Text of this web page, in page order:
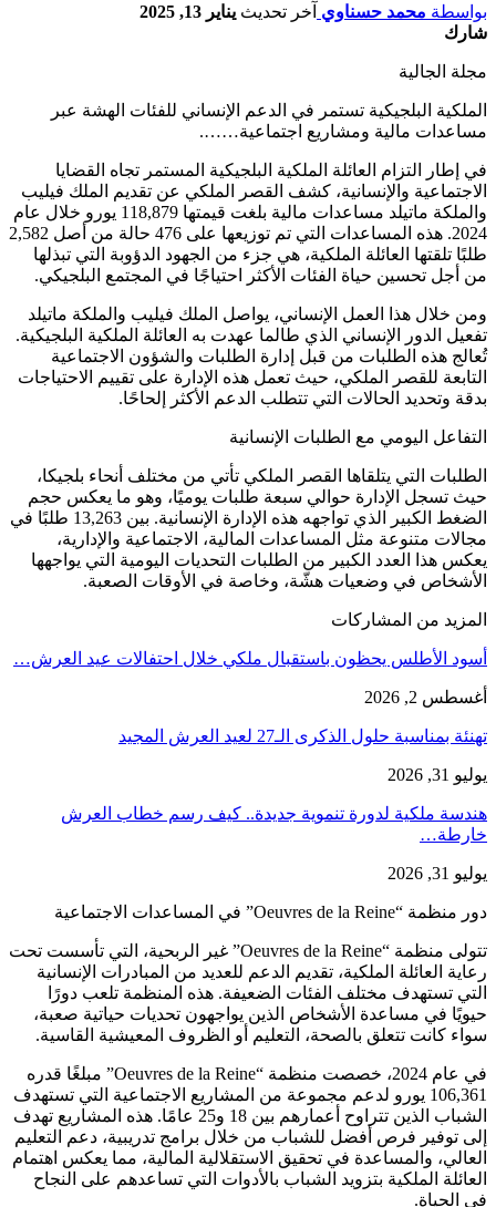
بواسطة محمد حسناوي آخر تحديث يناير 13, 2025
شارك
مجلة الجالية
الملكية البلجيكية تستمر في الدعم الإنساني للفئات الهشة عبر
مساعدات مالية ومشاريع اجتماعية…….
في إطار التزام العائلة الملكية البلجيكية المستمر تجاه القضايا
الاجتماعية والإنسانية، كشف القصر الملكي عن تقديم الملك فيليب
والملكة ماتيلد مساعدات مالية بلغت قيمتها 118,879 يورو خلال عام
2024. هذه المساعدات التي تم توزيعها على 476 حالة من أصل 2,582
طلبًا تلقتها العائلة الملكية، هي جزء من الجهود الدؤوبة التي تبذلها
من أجل تحسين حياة الفئات الأكثر احتياجًا في المجتمع البلجيكي.
ومن خلال هذا العمل الإنساني، يواصل الملك فيليب والملكة ماتيلد
تفعيل الدور الإنساني الذي طالما عهدت به العائلة الملكية البلجيكية.
تُعالج هذه الطلبات من قبل إدارة الطلبات والشؤون الاجتماعية
التابعة للقصر الملكي، حيث تعمل هذه الإدارة على تقييم الاحتياجات
بدقة وتحديد الحالات التي تتطلب الدعم الأكثر إلحاحًا.
التفاعل اليومي مع الطلبات الإنسانية
الطلبات التي يتلقاها القصر الملكي تأتي من مختلف أنحاء بلجيكا،
حيث تسجل الإدارة حوالي سبعة طلبات يوميًا، وهو ما يعكس حجم
الضغط الكبير الذي تواجهه هذه الإدارة الإنسانية. بين 13,263 طلبًا في
مجالات متنوعة مثل المساعدات المالية، الاجتماعية والإدارية،
يعكس هذا العدد الكبير من الطلبات التحديات اليومية التي يواجهها
الأشخاص في وضعيات هشّة، وخاصة في الأوقات الصعبة.
المزيد من المشاركات
أسود الأطلس يحظون باستقبال ملكي خلال احتفالات عيد العرش…
أغسطس 2, 2026
تهنئة بمناسبة حلول الذكرى الـ27 لعيد العرش المجيد
يوليو 31, 2026
هندسة ملكية لدورة تنموية جديدة.. كيف رسم خطاب العرش
خارطة…
يوليو 31, 2026
دور منظمة “Oeuvres de la Reine” في المساعدات الاجتماعية
تتولى منظمة “Oeuvres de la Reine” غير الربحية، التي تأسست تحت
رعاية العائلة الملكية، تقديم الدعم للعديد من المبادرات الإنسانية
التي تستهدف مختلف الفئات الضعيفة. هذه المنظمة تلعب دورًا
حيويًا في مساعدة الأشخاص الذين يواجهون تحديات حياتية صعبة،
سواء كانت تتعلق بالصحة، التعليم أو الظروف المعيشية القاسية.
في عام 2024، خصصت منظمة “Oeuvres de la Reine” مبلغًا قدره
106,361 يورو لدعم مجموعة من المشاريع الاجتماعية التي تستهدف
الشباب الذين تتراوح أعمارهم بين 18 و25 عامًا. هذه المشاريع تهدف
إلى توفير فرص أفضل للشباب من خلال برامج تدريبية، دعم التعليم
العالي، والمساعدة في تحقيق الاستقلالية المالية، مما يعكس اهتمام
العائلة الملكية بتزويد الشباب بالأدوات التي تساعدهم على النجاح
في الحياة.